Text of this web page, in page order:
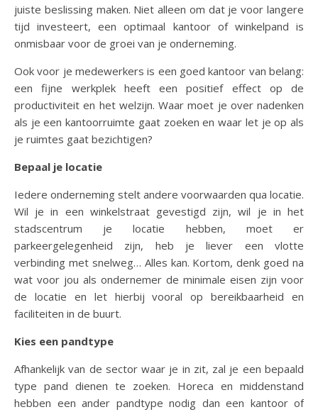
juiste beslissing maken. Niet alleen om dat je voor langere
tijd investeert, een optimaal kantoor of winkelpand is
onmisbaar voor de groei van je onderneming.
Ook voor je medewerkers is een goed kantoor van belang:
een fijne werkplek heeft een positief effect op de
productiviteit en het welzijn. Waar moet je over nadenken
als je een kantoorruimte gaat zoeken en waar let je op als
je ruimtes gaat bezichtigen?
Bepaal je locatie
Iedere onderneming stelt andere voorwaarden qua locatie.
Wil je in een winkelstraat gevestigd zijn, wil je in het
stadscentrum je locatie hebben, moet er
parkeergelegenheid zijn, heb je liever een vlotte
verbinding met snelweg… Alles kan. Kortom, denk goed na
wat voor jou als ondernemer de minimale eisen zijn voor
de locatie en let hierbij vooral op bereikbaarheid en
faciliteiten in de buurt.
Kies een pandtype
Afhankelijk van de sector waar je in zit, zal je een bepaald
type pand dienen te zoeken. Horeca en middenstand
hebben een ander pandtype nodig dan een kantoor of